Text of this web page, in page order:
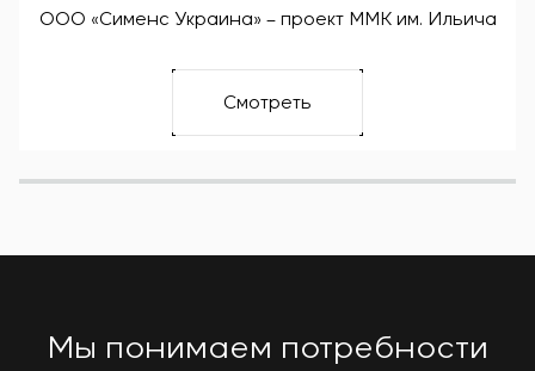
ООО «Сименс Украина» – проект ММК им. Ильича
Смотреть
Мы понимаем потребности